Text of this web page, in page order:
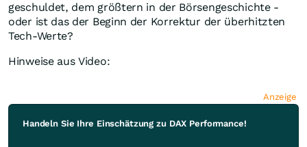
geschuldet, dem größtern in der Börsengeschichte -
oder ist das der Beginn der Korrektur der überhitzten
Tech-Werte?
Hinweise aus Video:
Anzeige
Handeln Sie Ihre Einschätzung zu DAX Performance!